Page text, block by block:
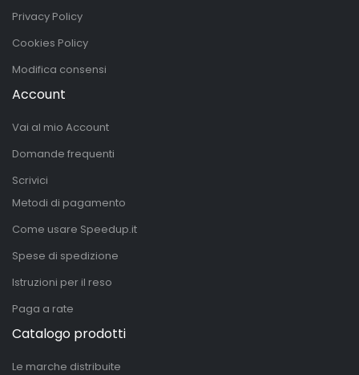
Privacy Policy
Cookies Policy
Modifica consensi
Account
Vai al mio Account
Domande frequenti
Scrivici
Metodi di pagamento
Come usare Speedup.it
Spese di spedizione
Istruzioni per il reso
Paga a rate
Catalogo prodotti
Le marche distribuite